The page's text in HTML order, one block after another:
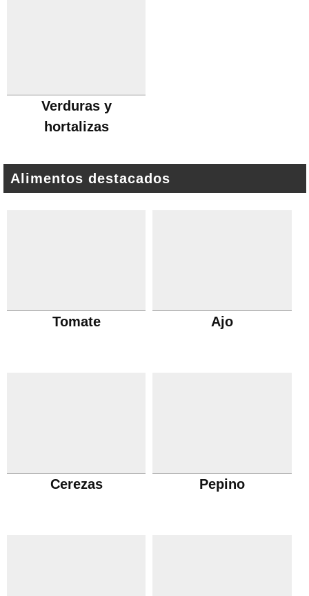
Verduras y
hortalizas
Alimentos destacados
Tomate Ajo
Cerezas Pepino